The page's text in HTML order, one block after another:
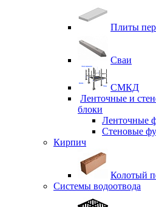
Плиты
Сваи
СМКД
Ленточные и
блоки
Ленточные
Стеновые
Кирпич
Колотый
Системы водоотвода